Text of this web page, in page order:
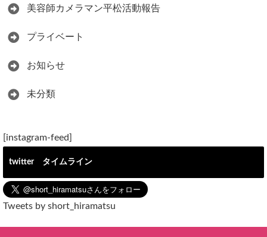
美容師カメラマン平松活動報告
プライベート
お知らせ
未分類
[instagram-feed]
twitter タイムライン
Tweets by short_hiramatsu